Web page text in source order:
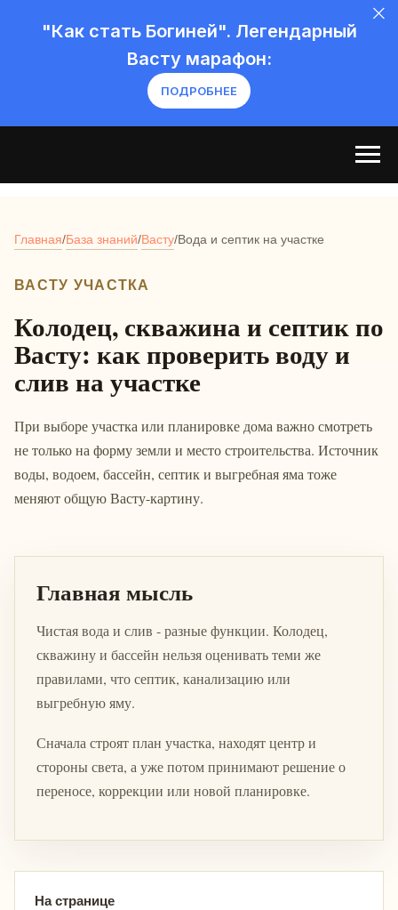
"Как стать Богиней". Легендарный
Васту марафон:
ПОДРОБНЕЕ
Главная/База знаний/Васту/Вода и септик на участке
ВАСТУ УЧАСТКА
Колодец, скважина и септик по
Васту: как проверить воду и
слив на участке
При выборе участка или планировке дома важно смотреть
не только на форму земли и место строительства. Источник
воды, водоем, бассейн, септик и выгребная яма тоже
меняют общую Васту-картину.
Главная мысль
Чистая вода и слив - разные функции. Колодец,
скважину и бассейн нельзя оценивать теми же
правилами, что септик, канализацию или
выгребную яму.
Сначала строят план участка, находят центр и
стороны света, а уже потом принимают решение о
переносе, коррекции или новой планировке.
На странице